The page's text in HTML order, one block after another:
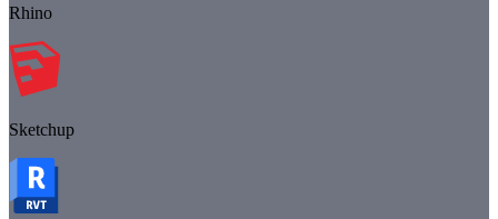
Rhino
Sketchup